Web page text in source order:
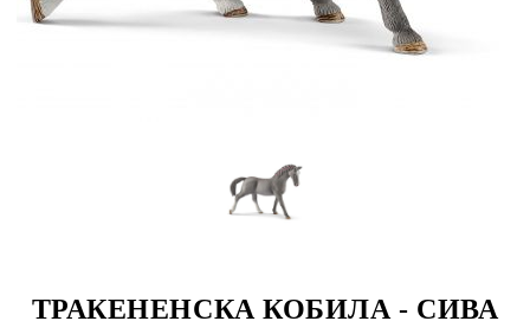
ТРАКЕНЕНСКА КОБИЛА - СИВА